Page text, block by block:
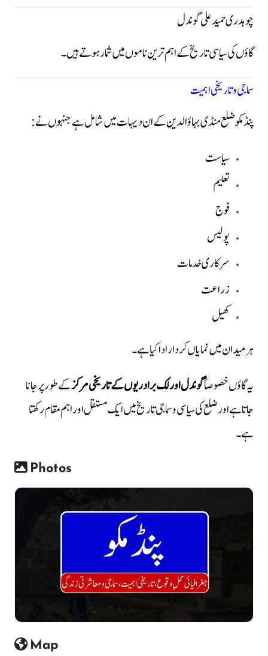
چوہدری حمید علی گوندل
گاؤں کی سیاسی تاریخ کے اہم ترین ناموں میں شمار ہوتے ہیں۔
سماجی و تاریخی اہمیت
پنڈ مکو ضلع منڈی بہاؤالدین کے ان دیہات میں شامل ہے جنہوں نے:
سیاست
تعلیم
فوج
پولیس
سرکاری خدمات
زراعت
کھیل
ہر میدان میں نمایاں کردار ادا کیا ہے۔
یہ گاؤں خصوصاًگوندل اور لک برادریوں کے تاریخی مرکزکے طور پر جانا
جاتا ہے اور ضلع کی سیاسی و سماجی تاریخ میں ایک مستقل اور اہم مقام رکھتا
ہے۔
Photos
Map